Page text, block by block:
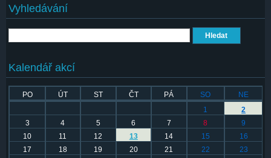
Vyhledávání
Kalendář akcí
PO ÚT ST ČT PÁ SO
NE
1
2
3
4 5 6 7 8
9
10
11 12 13 14 15
16
17
18 19 20 21 22
23